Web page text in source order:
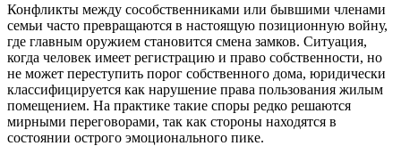
Конфликты между сособственниками или бывшими членами
семьи часто превращаются в настоящую позиционную войну,
где главным оружием становится смена замков. Ситуация,
когда человек имеет регистрацию и право собственности, но
не может переступить порог собственного дома, юридически
классифицируется как нарушение права пользования жилым
помещением. На практике такие споры редко решаются
мирными переговорами, так как стороны находятся в
состоянии острого эмоционального пике.